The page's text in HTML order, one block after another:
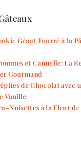
Géant Fourré à la
et Cannelle: La
Gourmand
de Chocolat avec
Vanille
Noisettes à la Fleur de